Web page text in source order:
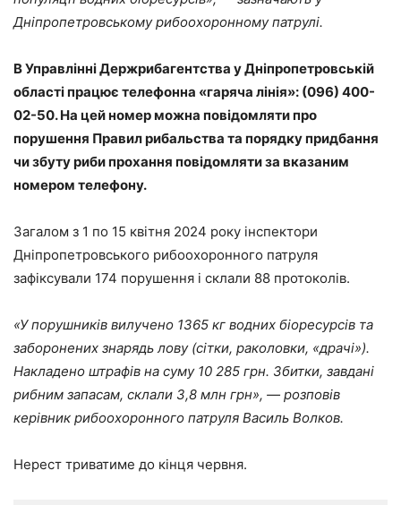
Дніпропетровському рибоохоронному патрулі.
В Управлінні Держрибагентства у Дніпропетровській
області працює телефонна «гаряча лінія»: (096) 400-
02-50. На цей номер можна повідомляти про
порушення Правил рибальства та порядку придбання
чи збуту риби прохання повідомляти за вказаним
номером телефону.
Загалом з 1 по 15 квітня 2024 року інспектори
Дніпропетровського рибоохоронного патруля
зафіксували 174 порушення і склали 88 протоколів.
«У порушників вилучено 1365 кг водних біоресурсів та
заборонених знарядь лову (сітки, раколовки, «драчі»).
Накладено штрафів на суму 10 285 грн. Збитки, завдані
рибним запасам, склали 3,8 млн грн», ― розповів
керівник рибоохоронного патруля Василь Волков.
Нерест триватиме до кінця червня.